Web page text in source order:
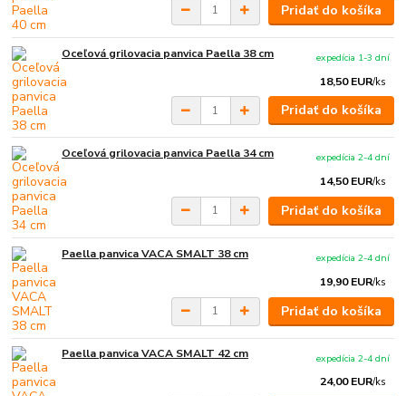
Pridať do košíka
Oceľová grilovacia panvica Paella 38 cm
18,50 EUR/ks
expedícia 1-3 dní
Pridať do košíka
Oceľová grilovacia panvica Paella 34 cm
14,50 EUR/ks
expedícia 2-4 dní
Pridať do košíka
Paella panvica VACA SMALT 38 cm
19,90 EUR/ks
expedícia 2-4 dní
Pridať do košíka
Paella panvica VACA SMALT 42 cm
24,00 EUR/ks
expedícia 2-4 dní